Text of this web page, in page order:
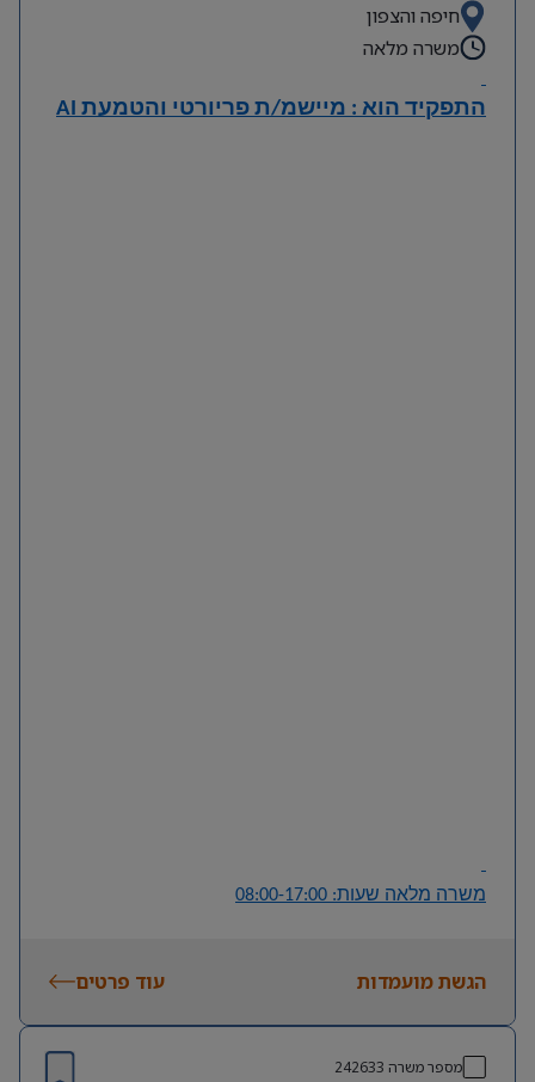
חיפה והצפון
משרה מלאה
התפקיד הוא : מיישמ/ת פריורטי והטמעת AI
משרה מלאה שעות: 08:00-17:00
הגשת מועמדות עוד פרטים
מספר משרה 242633